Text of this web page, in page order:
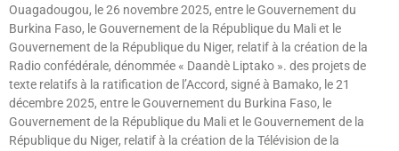
Ouagadougou, le 26 novembre 2025, entre le Gouvernement du
Burkina Faso, le Gouvernement de la République du Mali et le
Gouvernement de la République du Niger, relatif à la création de la
Radio confédérale, dénommée « Daandè Liptako ». des projets de
texte relatifs à la ratification de l’Accord, signé à Bamako, le 21
décembre 2025, entre le Gouvernement du Burkina Faso, le
Gouvernement de la République du Mali et le Gouvernement de la
République du Niger, relatif à la création de la Télévision de la